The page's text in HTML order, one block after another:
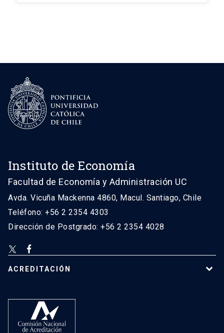
Instituto de Economía
Facultad de Economía y Administración UC
Avda. Vicuña Mackenna 4860, Macul. Santiago, Chile
Teléfono: +56 2 2354 4303
Dirección de Postgrado: +56 2 2354 4028
ACREDITACIÓN